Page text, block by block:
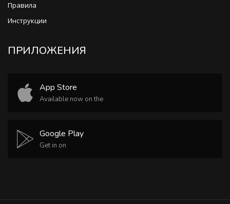
Правила
Инструкции
ПРИЛОЖЕНИЯ
App Store
Available now on the
Google Play
Get in on